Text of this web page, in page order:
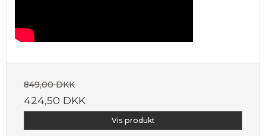
849,00 DKK
424,50 DKK
Vis produkt